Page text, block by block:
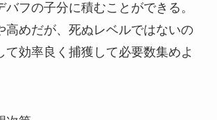
フの子分に積むことができる。
高めだが、死ぬレベルではないの
て効率良く捕獲して必要数集めよ